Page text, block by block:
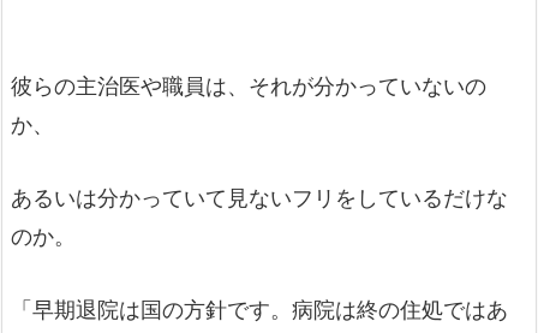
彼らの主治医や職員は、それが分かっていないの
か、
あるいは分かっていて見ないフリをしているだけな
のか。
「早期退院は国の方針です。病院は終の住処ではあ